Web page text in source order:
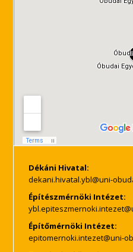
Dékáni Hivatal:
Építészmérnöki Intézet:
Építőmérnöki Intézet: